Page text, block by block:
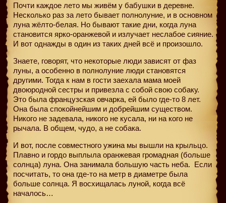
Почти каждое лето мы живём у бабушки в деревне.
Несколько раз за лето бывает полнолуние, и в основном
луна жёлто-белая. Но бывают такие дни, когда луна
становится ярко-оранжевой и излучает неслабое сияние.
И вот однажды в один из таких дней всё и произошло.
Знаете, говорят, что некоторые люди зависят от фаз
луны, а особенно в полнолуние люди становятся
другими. Тогда к нам в гости заехала мама моей
двоюродной сестры и привезла с собой свою собаку.
Это была французская овчарка, ей было где-то 8 лет.
Она была спокойнейшим и добрейшим существом.
Никого не задевала, никого не кусала, ни на кого не
рычала. В общем, чудо, а не собака.
И вот, после совместного ужина мы вышли на крыльцо.
Плавно и гордо выплыла оранжевая громадная (больше
солнца) луна. Она занимала большую часть неба. Если
посчитать, то она где-то на метр в диаметре была
больше солнца. Я восхищалась луной, когда всё
началось…